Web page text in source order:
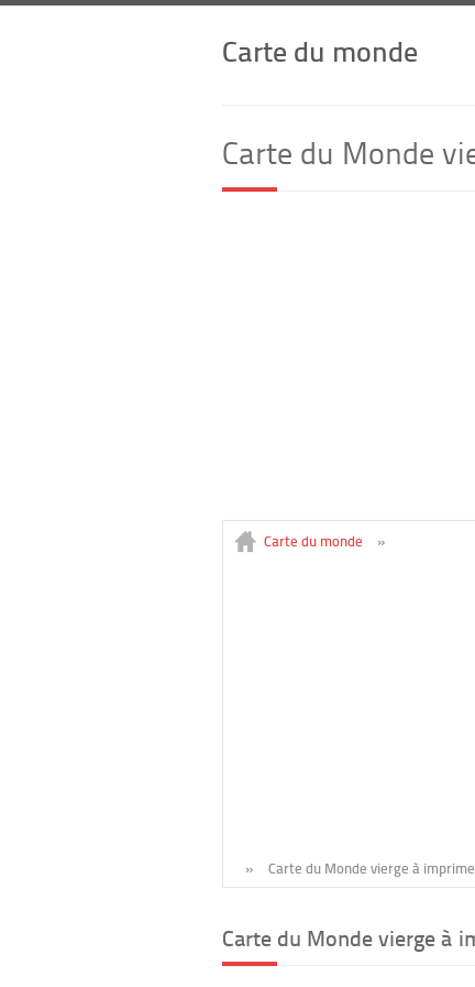
Carte du monde
Carte du Monde
Carte du monde »
» Carte du Monde vierge à
Carte du Monde vierge à